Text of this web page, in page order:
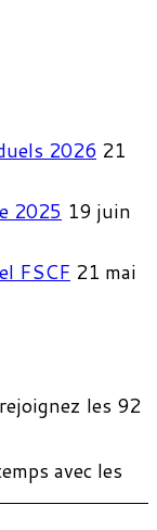
2026 21
2025 19 juin
FSCF 21 mai
les 92
avec les